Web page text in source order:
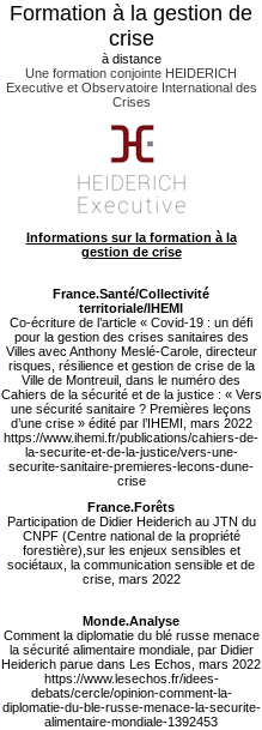
Formation à la gestion de
crise
à distance
Une formation conjointe HEIDERICH
Executive et Observatoire International des
Crises
Informations sur la formation à la
gestion de crise
France.Santé/Collectivité
territoriale/IHEMI
Co-écriture de l’article « Covid-19 : un défi
pour la gestion des crises sanitaires des
Villes avec Anthony Meslé-Carole, directeur
risques, résilience et gestion de crise de la
Ville de Montreuil, dans le numéro des
Cahiers de la sécurité et de la justice : « Vers
une sécurité sanitaire ? Premières leçons
d’une crise » édité par l’IHEMI, mars 2022
https://www.ihemi.fr/publications/cahiers-de-
la-securite-et-de-la-justice/vers-une-
securite-sanitaire-premieres-lecons-dune-
crise
France.Forêts
Participation de Didier Heiderich au JTN du
CNPF (Centre national de la propriété
forestière),sur les enjeux sensibles et
sociétaux, la communication sensible et de
crise, mars 2022
Monde.Analyse
Comment la diplomatie du blé russe menace
la sécurité alimentaire mondiale, par Didier
Heiderich parue dans Les Echos, mars 2022
https://www.lesechos.fr/idees-
debats/cercle/opinion-comment-la-
diplomatie-du-ble-russe-menace-la-securite-
alimentaire-mondiale-1392453